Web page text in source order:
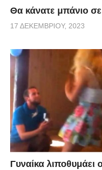
Θα κάνατε μπάνιο
17 ΔΕΚΕΜΒΡΊΟΥ, 2023
Γυναίκα